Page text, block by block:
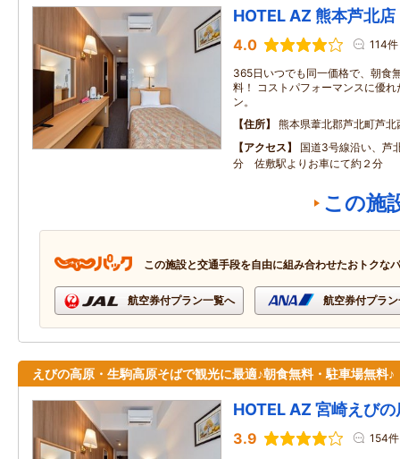
HOTEL AZ 熊本芦北店
4.0 114件
365日いつでも同一価格で、朝食
料！ コストパフォーマンスに優
ン。
住所
熊本県葦北郡芦北町芦
アクセス
国道3号線沿い、芦
分 佐敷駅よりお車にて約２分
この施
この施設と交通手段を自由に組み合わせたおトクな
航空券付プラン一覧へ 航空券付プラ
えびの高原・生駒高原そばで観光に最適♪朝食無料・駐車場無料♪
HOTEL AZ 宮崎えびの
3.9 154件